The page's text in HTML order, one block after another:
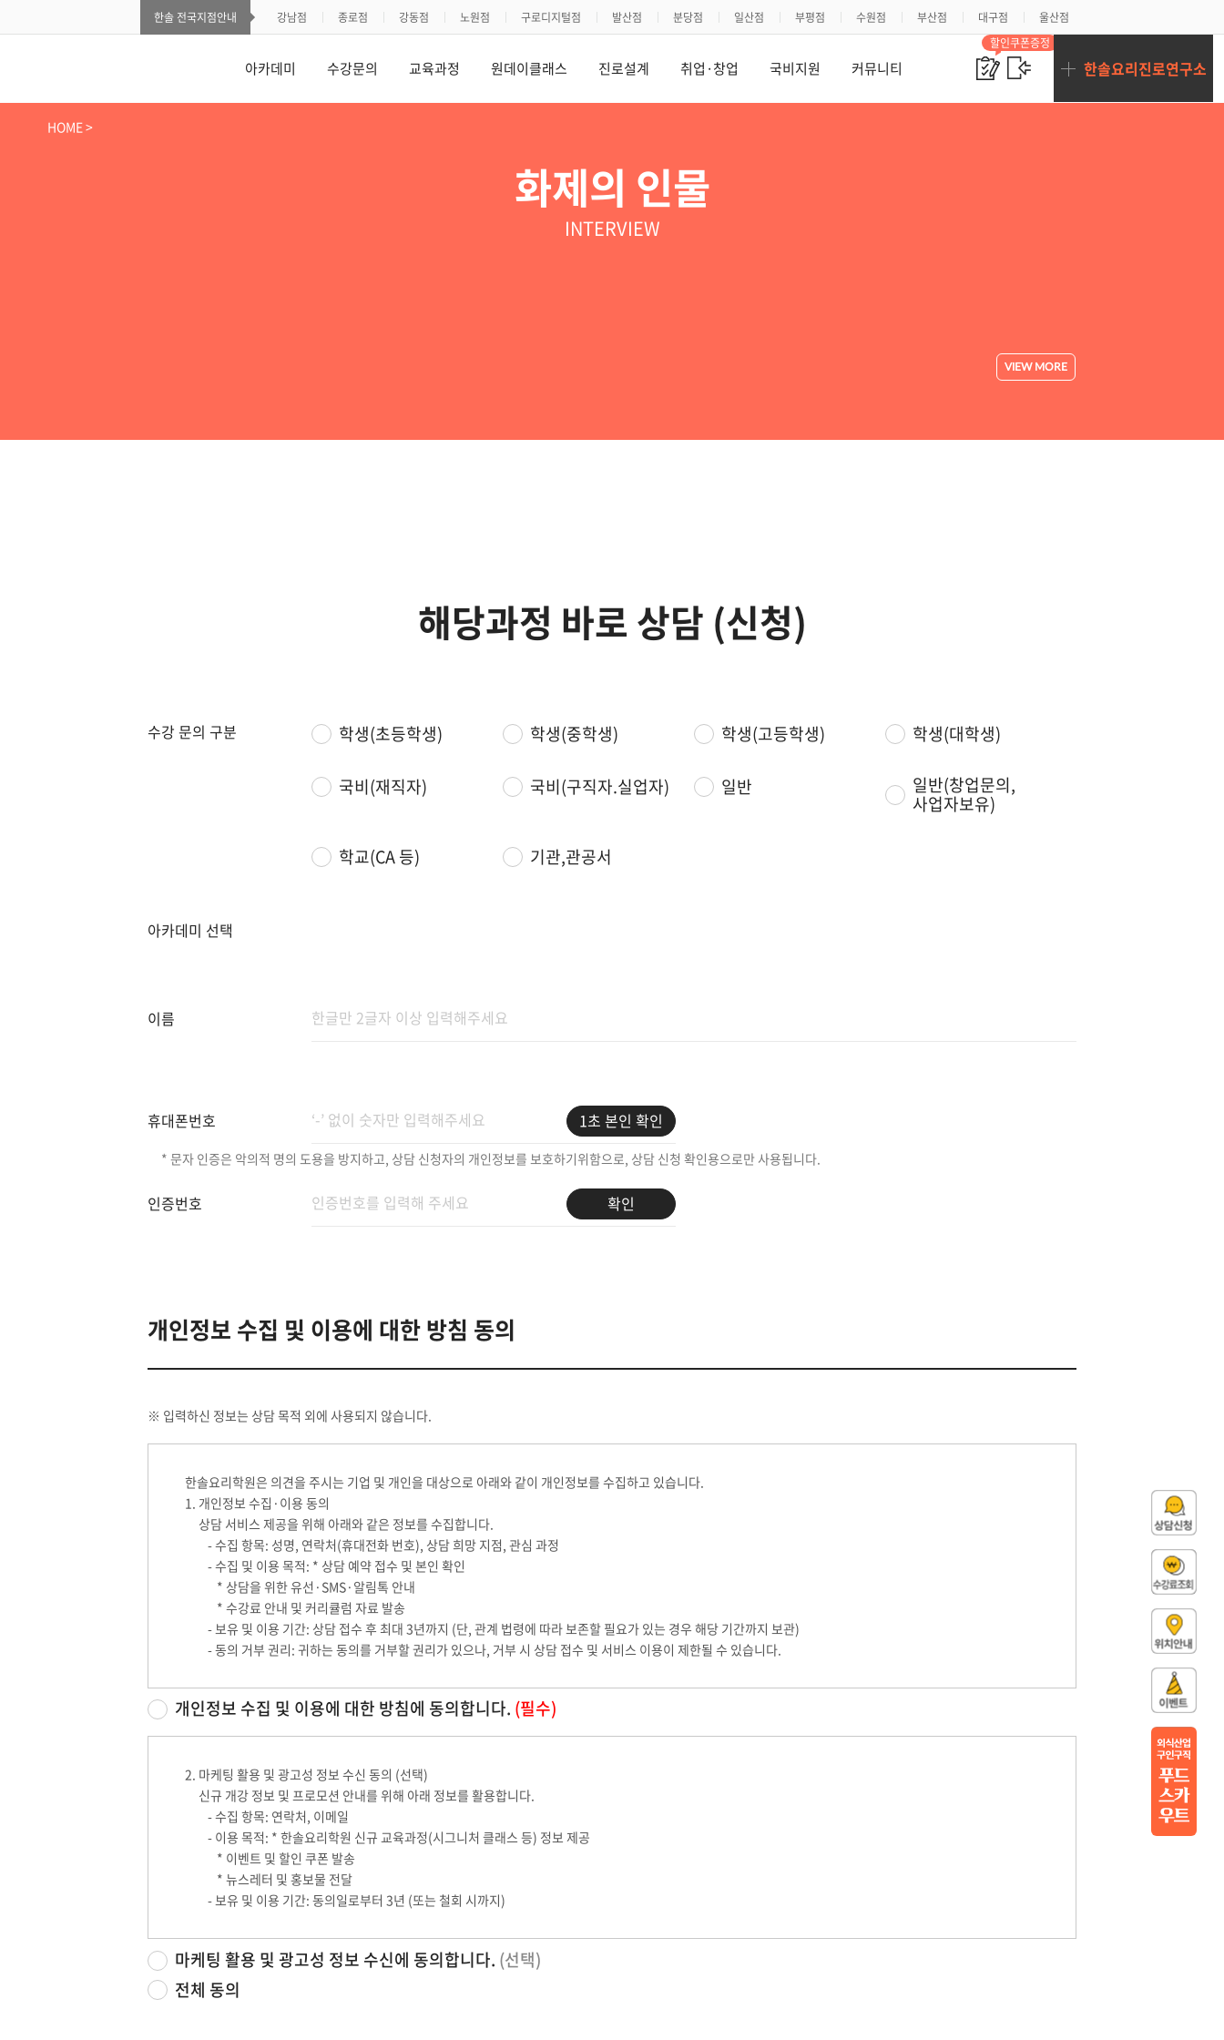
한솔 전국지점안내 강남점 종로점 강동점 노원점 구로디지털점 발산점 분당점 일산점 부평점 수원점 부산점 대구점 울산점
아카데미 수강문의 교육과정 원데이클래스 진로설계 취업·창업 국비지원 커뮤니티
할인쿠폰증정
한솔요리진로연구소
HOME >
바로 이 강의
상담하기
화제의 인물
INTERVIEW
VIEW MORE
해당과정 바로 상담 (신청)
수강 문의 구분 학생(초등학생) 학생(중학생) 학생(고등학생) 학생(대학생)
국비(재직자) 국비(구직자.실업자) 일반 일반(창업문의,
사업자보유)
학교(CA 등) 기관,관공서
아카데미 선택
이름
휴대폰번호 1초 본인 확인
* 문자 인증은 악의적 명의 도용을 방지하고, 상담 신청자의 개인정보를 보호하기위함으로, 상담 신청 확인용으로만 사용됩니다.
인증번호 확인
개인정보 수집 및 이용에 대한 방침 동의
※ 입력하신 정보는 상담 목적 외에 사용되지 않습니다.
한솔요리학원은 의견을 주시는 기업 및 개인을 대상으로 아래와 같이 개인정보를 수집하고 있습니다.
1. 개인정보 수집·이용 동의
상담 서비스 제공을 위해 아래와 같은 정보를 수집합니다.
- 수집 항목: 성명, 연락처(휴대전화 번호), 상담 희망 지점, 관심 과정
- 수집 및 이용 목적: * 상담 예약 접수 및 본인 확인
* 상담을 위한 유선·SMS·알림톡 안내
* 수강료 안내 및 커리큘럼 자료 발송
- 보유 및 이용 기간: 상담 접수 후 최대 3년까지 (단, 관계 법령에 따라 보존할 필요가 있는 경우 해당 기간까지 보관)
- 동의 거부 권리: 귀하는 동의를 거부할 권리가 있으나, 거부 시 상담 접수 및 서비스 이용이 제한될 수 있습니다.
개인정보 수집 및 이용에 대한 방침에 동의합니다. (필수)
2. 마케팅 활용 및 광고성 정보 수신 동의 (선택)
신규 개강 정보 및 프로모션 안내를 위해 아래 정보를 활용합니다.
- 수집 항목: 연락처, 이메일
- 이용 목적: * 한솔요리학원 신규 교육과정(시그니처 클래스 등) 정보 제공
* 이벤트 및 할인 쿠폰 발송
* 뉴스레터 및 홍보물 전달
- 보유 및 이용 기간: 동의일로부터 3년 (또는 철회 시까지)
마케팅 활용 및 광고성 정보 수신에 동의합니다. (선택)
전체 동의